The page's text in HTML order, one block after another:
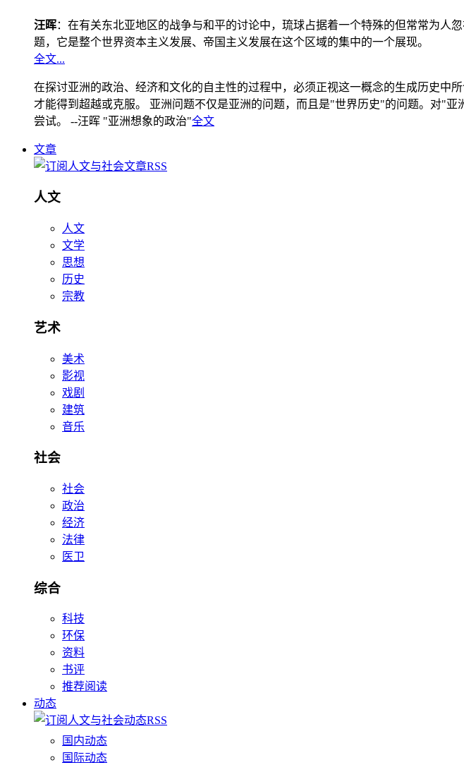
汪晖：在有关东北亚地区的战争与和平的讨论中，琉球占据着一个特殊的但常常为人
题，它是整个世界资本主义发展、帝国主义发展在这个区域的集中的一个展现。
全文...
在探讨亚洲的政治、经济和文化的自主性的过程中，必须正视这一概念的生成历史中
才能得到超越或克服。 亚洲问题不仅是亚洲的问题，而且是"世界历史"的问题。对"
尝试。 --汪晖 "亚洲想象的政治"全文
文章
人文
人文
文学
思想
历史
宗教
艺术
美术
影视
戏剧
建筑
音乐
社会
社会
政治
经济
法律
医卫
综合
科技
环保
资料
书评
推荐阅读
动态
国内动态
国际动态